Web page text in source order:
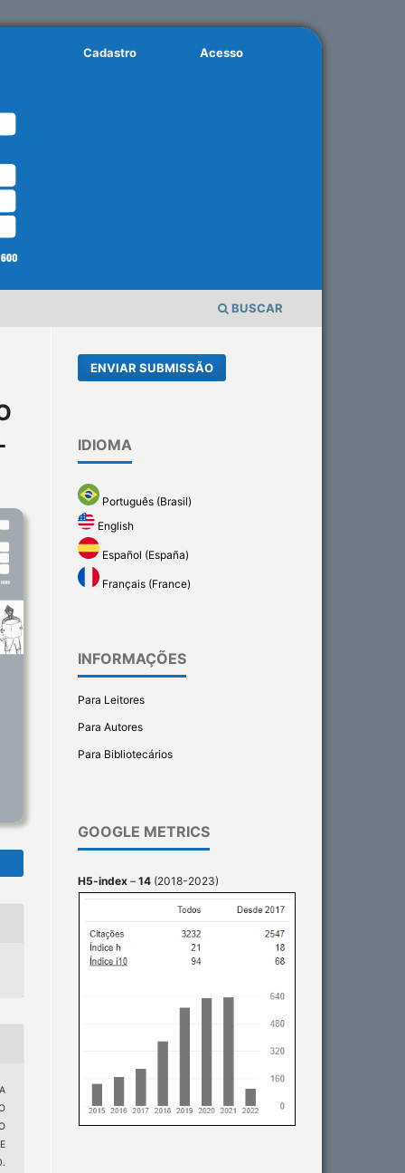
BUSCAR
Cadastro Acesso
ENVIAR SUBMISSÃO
IDIOMA
Português (Brasil)
English
Español (España)
Français (France)
INFORMAÇÕES
Para Leitores
Para Autores
Para Bibliotecários
GOOGLE METRICS
H5-index – 14 (2018-2023)